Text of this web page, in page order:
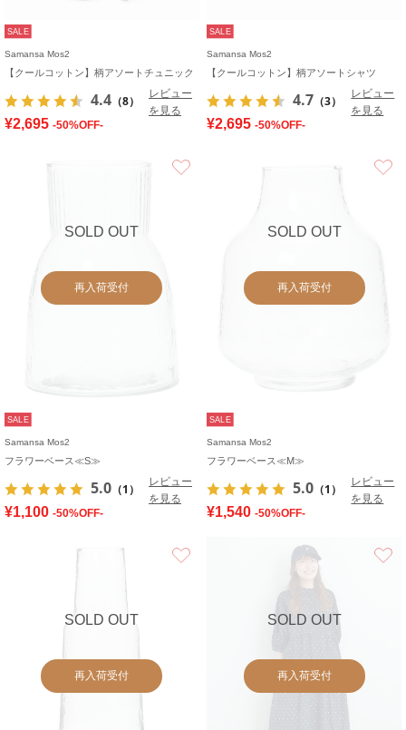
SALE
Samansa Mos2
【クールコットン】柄アソートチュニック
4.4 （8）
レビュー
を見る
¥2,695 -50%OFF-
SALE
Samansa Mos2
【クールコットン】柄アソートシャツ
4.7 （3）
レビュー
を見る
¥2,695 -50%OFF-
SOLD OUT
再入荷受付
SALE
Samansa Mos2
フラワーベース≪S≫
5.0 （1）
レビュー
を見る
¥1,100 -50%OFF-
SOLD OUT
再入荷受付
SALE
Samansa Mos2
フラワーベース≪M≫
5.0 （1）
レビュー
を見る
¥1,540 -50%OFF-
SOLD OUT
再入荷受付
SOLD OUT
再入荷受付